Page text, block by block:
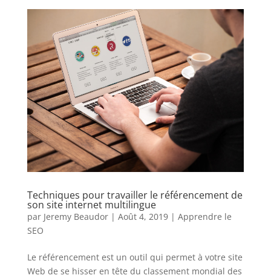
Techniques pour travailler le référencement de
son site internet multilingue
par Jeremy Beaudor| Août 4, 2019| Apprendre le
SEO
Le référencement est un outil qui permet à votre site
Web de se hisser en tête du classement mondial des